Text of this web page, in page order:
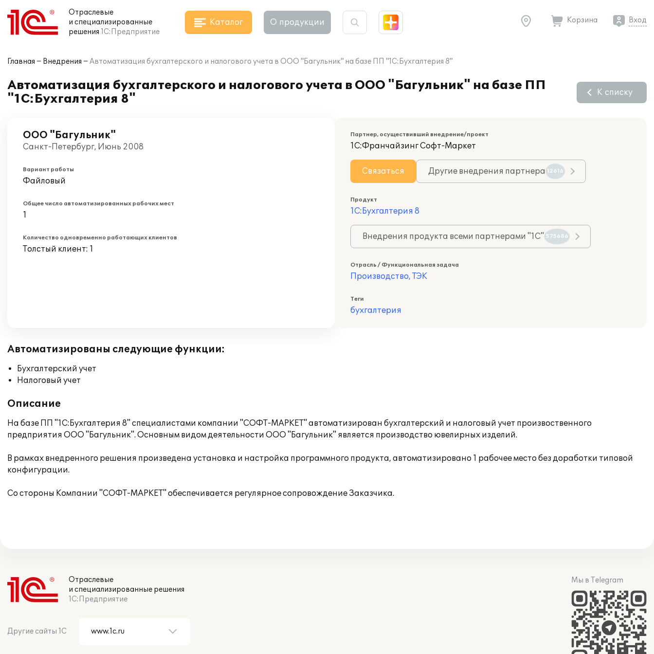
Отраслевые
и специализированные
решения 1С:Предприятие
Каталог О продукции Корзина Вход
Главная Внедрения Автоматизация бухгалтерского и налогового учета в ООО "Багульник" на базе ПП "1С:Бухгалтерия 8"
Автоматизация бухгалтерского и налогового учета в ООО "Багульник" на базе ПП
"1С:Бухгалтерия 8"
К списку
ООО "Багульник"
Санкт-Петербург, Июнь 2008
Вариант работы
Файловый
Общее число автоматизированных рабочих мест
1
Количество одновременно работающих клиентов
Толстый клиент: 1
Партнер, осуществивший внедрение/проект
1С:Франчайзинг Софт-Маркет
Связаться Другие внедрения партнера 12616
Продукт
1С:Бухгалтерия 8
Внедрения продукта всеми партнерами "1С" 575686
Отрасль / Функциональная задача
Производство, ТЭК
Теги
бухгалтерия
Автоматизированы следующие функции:
Бухгалтерский учет
Налоговый учет
Описание
На базе ПП "1С:Бухгалтерия 8" специалистами компании "СОФТ-МАРКЕТ" автоматизирован бухгалтерский и налоговый учет произвоственного
предприятия ООО "Багульник". Основным видом деятельности ООО "Багульник" является производство ювелирных изделий.
В рамках внедренного решения произведена установка и настройка программного продукта, автоматизировано 1 рабочее место без доработки типовой
конфигурации.
Со стороны Компании "СОФТ-МАРКЕТ" обеспечивается регулярное сопровождение Заказчика.
Отраслевые
и специализированные решения
1С:Предприятие
Другие сайты 1С
Мы в Telegram